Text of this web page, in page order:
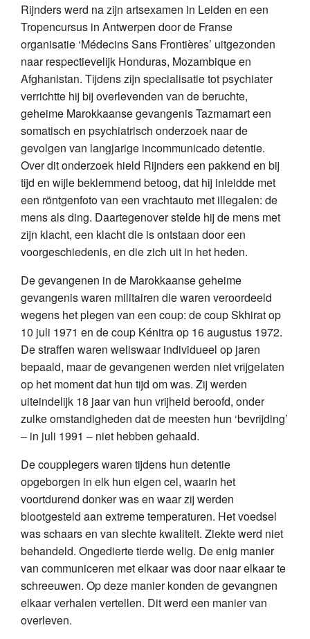
Rijnders werd na zijn artsexamen in Leiden en een
Tropencursus in Antwerpen door de Franse
organisatie ‘Médecins Sans Frontières’ uitgezonden
naar respectievelijk Honduras, Mozambique en
Afghanistan. Tijdens zijn specialisatie tot psychiater
verrichtte hij bij overlevenden van de beruchte,
geheime Marokkaanse gevangenis Tazmamart een
somatisch en psychiatrisch onderzoek naar de
gevolgen van langjarige incommunicado detentie.
Over dit onderzoek hield Rijnders een pakkend en bij
tijd en wijle beklemmend betoog, dat hij inleidde met
een röntgenfoto van een vrachtauto met illegalen: de
mens als ding. Daartegenover stelde hij de mens met
zijn klacht, een klacht die is ontstaan door een
voorgeschiedenis, en die zich uit in het heden.
De gevangenen in de Marokkaanse geheime
gevangenis waren militairen die waren veroordeeld
wegens het plegen van een coup: de coup Skhirat op
10 juli 1971 en de coup Kénitra op 16 augustus 1972.
De straffen waren weliswaar individueel op jaren
bepaald, maar de gevangenen werden niet vrijgelaten
op het moment dat hun tijd om was. Zij werden
uiteindelijk 18 jaar van hun vrijheid beroofd, onder
zulke omstandigheden dat de meesten hun ‘bevrijding’
– in juli 1991 – niet hebben gehaald.
De coupplegers waren tijdens hun detentie
opgeborgen in elk hun eigen cel, waarin het
voortdurend donker was en waar zij werden
blootgesteld aan extreme temperaturen. Het voedsel
was schaars en van slechte kwaliteit. Ziekte werd niet
behandeld. Ongedierte tierde welig. De enig manier
van communiceren met elkaar was door naar elkaar te
schreeuwen. Op deze manier konden de gevangnen
elkaar verhalen vertellen. Dit werd een manier van
overleven.